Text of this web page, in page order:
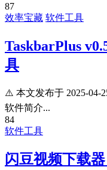
87
效率宝藏 软件工具
TaskbarPlus
具
⚠️ 本文发布于 2025-04-
软件简介...
84
软件工具
闪豆视频下载